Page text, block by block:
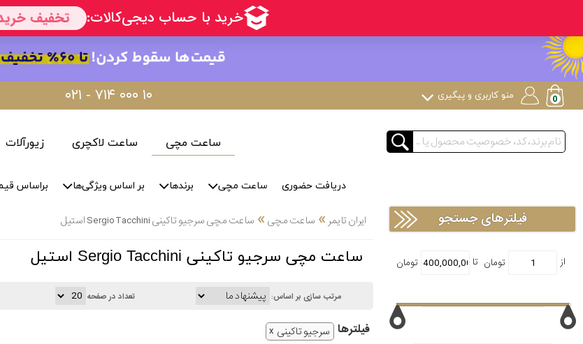
۰۲۱ - ۷۱۴ ۰۰۰ ۱۰ منو کاربری و پیگیری
ساعت مچی ساعت لاکچری زیورآلات
دریافت حضوری ساعت مچی برندها بر اساس ویژگی‌ها براساس
ایران تایمر » ساعت مچی» ساعت مچی سرجیو تاکینی Sergio Tacchini استیل
ساعت مچی سرجیو تاکینی Sergio Tacchini استیل
مرتب سازی بر اساس: تعداد در صفحه
فیلتر‌ها سرجیو تاکینی
فیلترهای جستجو